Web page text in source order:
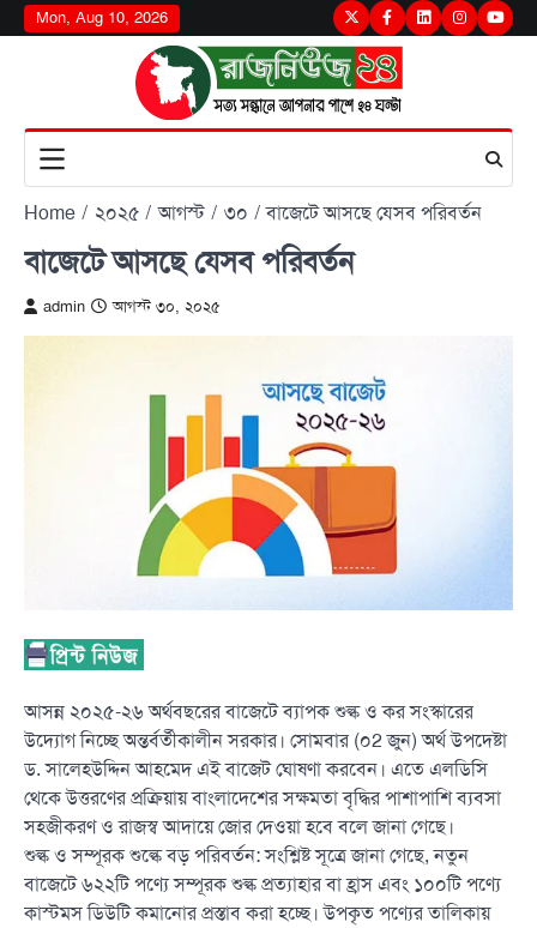
Skip
to
Mon, Aug 10, 2026 TwitterFacebook
LinkedInInstagram
Home ২০২৫ আগস্ট ৩০ বাজেটে আসছে যেসব পরিবর্তন
বাজেটে আসছে যেসব পরিবর্তন
admin আগস্ট ৩০, ২০২৫
আসন্ন ২০২৫-২৬ অর্থবছরের বাজেটে ব্যাপক শুল্ক ও কর সংস্কারের
উদ্যোগ নিচ্ছে অন্তর্বর্তীকালীন সরকার। সোমবার (০2 জুন) অর্থ উপদেষ্টা
ড. সালেহউদ্দিন আহমেদ এই বাজেট ঘোষণা করবেন। এতে এলডিসি
থেকে উত্তরণের প্রক্রিয়ায় বাংলাদেশের সক্ষমতা বৃদ্ধির পাশাপাশি ব্যবসা
সহজীকরণ ও রাজস্ব আদায়ে জোর দেওয়া হবে বলে জানা গেছে।
শুল্ক ও সম্পূরক শুল্কে বড় পরিবর্তন: সংশ্লিষ্ট সূত্রে জানা গেছে, নতুন
বাজেটে ৬২২টি পণ্যে সম্পূরক শুল্ক প্রত্যাহার বা হ্রাস এবং ১০০টি পণ্যে
কাস্টমস ডিউটি কমানোর প্রস্তাব করা হচ্ছে। উপকৃত পণ্যের তালিকায়